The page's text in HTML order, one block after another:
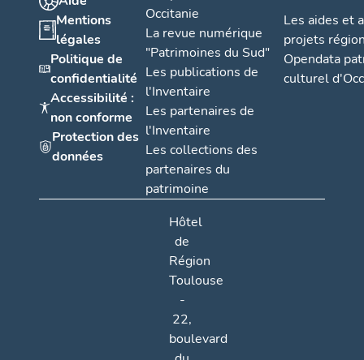
Mentions
légales
Politique de
confidentialité
Accessibilité :
non conforme
Protection des
données
Occitanie
La revue numérique
"Patrimoines du Sud"
Les publications de
l'Inventaire
Les partenaires de
l'Inventaire
Les collections des
partenaires du
patrimoine
Les aides et
projets
Opendata
culturel
Hôtel
de
Région
Toulouse
-
22,
boulevard